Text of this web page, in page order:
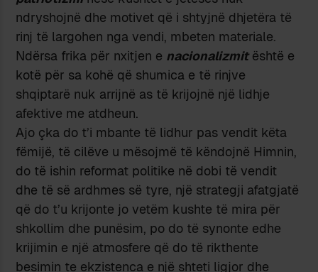
ndryshojnë dhe motivet që i shtyjnë dhjetëra të
rinj të largohen nga vendi, mbeten materiale.
Ndërsa frika për nxitjen e nacionalizmitështë e
kotë për sa kohë që shumica e të rinjve
shqiptarë nuk arrijnë as të krijojnë një lidhje
afektive me atdheun.
Ajo çka do t’i mbante të lidhur pas vendit këta
fëmijë, të cilëve u mësojmë të këndojnë Himnin,
do të ishin reformat politike në dobi të vendit
dhe të së ardhmes së tyre, një strategji afatgjatë
që do t’u krijonte jo vetëm kushte të mira për
shkollim dhe punësim, po do të synonte edhe
krijimin e një atmosfere që do të rikthente
besimin te ekzistenca e një shteti ligjor dhe